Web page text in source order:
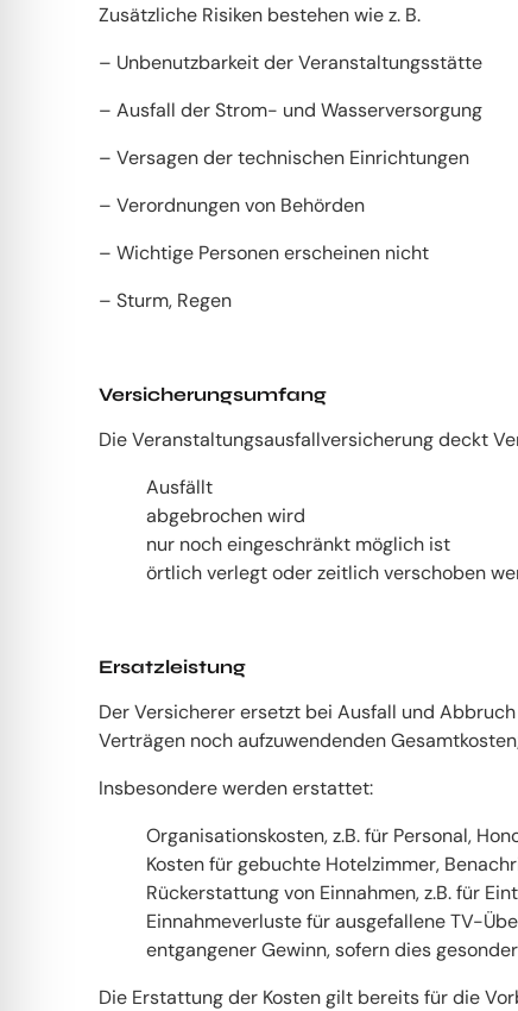
Zusätzliche Risiken bestehen wie z. B.
– Unbenutzbarkeit der Veranstaltungsstätte
– Ausfall der Strom- und Wasserversorgung
– Versagen der technischen Einrichtungen
– Verordnungen von Behörden
– Wichtige Personen erscheinen nicht
– Sturm, Regen
Versicherungsumfang
Die Veranstaltungsausfallversicherung deckt
Ausfällt
abgebrochen wird
nur noch eingeschränkt möglich ist
örtlich verlegt oder zeitlich verschoben
Ersatzleistung
Der Versicherer ersetzt bei Ausfall und
Verträgen noch aufzuwendenden
Insbesondere werden erstattet:
Organisationskosten, z.B. für Personal,
Kosten für gebuchte Hotelzimmer,
Rückerstattung von Einnahmen, z.B. für
Einnahmeverluste für ausgefallene TV-
entgangener Gewinn, sofern dies
Die Erstattung der Kosten gilt bereits für die